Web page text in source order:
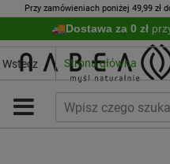
Przy zamówieniach poniżej 49,99 zł
Dostawa za 0 zł
Wstecz Strona główna